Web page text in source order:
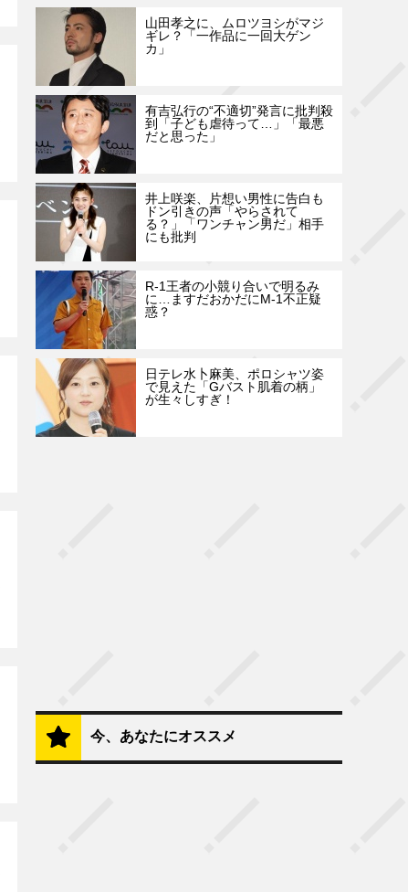
山田孝之に、ムロツヨシがマジ
ギレ？「一作品に一回大ゲン
カ」
有吉弘行の“不適切”発言に批判殺
到「子ども虐待って…」「最悪
だと思った」
井上咲楽、片想い男性に告白も
ドン引きの声「やらされて
る？」「ワンチャン男だ」相手
にも批判
R-1王者の小競り合いで明るみ
に…ますだおかだにM-1不正疑
惑？
日テレ水卜麻美、ポロシャツ姿
で見えた「Gバスト肌着の柄」
が生々しすぎ！
今、あなたにオススメ